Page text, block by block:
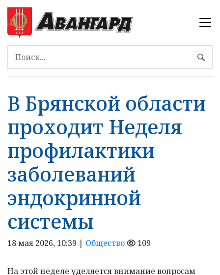
В Брянской области
проходит Неделя
профилактики
заболеваний
эндокринной
системы
18 мая 2026, 10:39 | Общество 109
На этой неделе уделяется внимание вопросам